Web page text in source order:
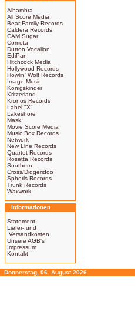
Alhambra
All Score Media
Bear Family Records
Caldera Records
CAM Sugar
Cometa
Dutton Vocalion
EdiPan
Hitchcock Media
Hollywood Records
Howlin' Wolf Records
Image Music
Königskinder
Kritzerland
Kronos Records
Label "X"
Lakeshore
Mask
Movie Score Media
Music Box Records
Network
New Line Records
Quartet Records
Rosetta Records
Southern
Cross/Didgeridoo
Spheris Records
Trunk Records
Waxwork
Informationen
Statement
Liefer- und
Versandkosten
Unsere AGB's
Impressum
Kontakt
Donnerstag, 06. August 2026